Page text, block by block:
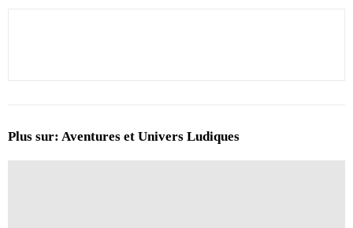
Plus sur: Aventures et Univers Ludiques